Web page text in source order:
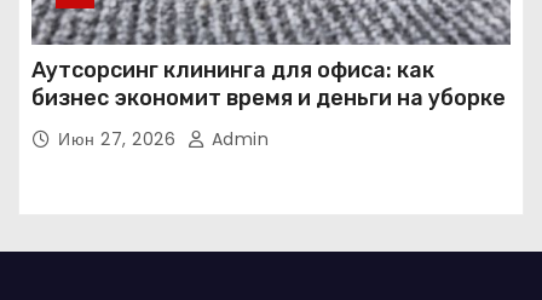
Аутсорсинг клининга для офиса: как
бизнес экономит время и деньги на уборке
Июн 27, 2026 Admin